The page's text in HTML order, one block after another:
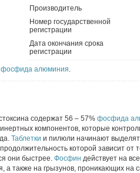
Производитель
Номер государственной
регистрации
Дата окончания срока
регистрации
фосфида алюминия.
содержат 56 – 57% фосфида
компонентов, которые
Таблетки и пилюли начинают
которой зависит от
они быстрее. Фосфин действует на
а также на грызунов, проникающих на